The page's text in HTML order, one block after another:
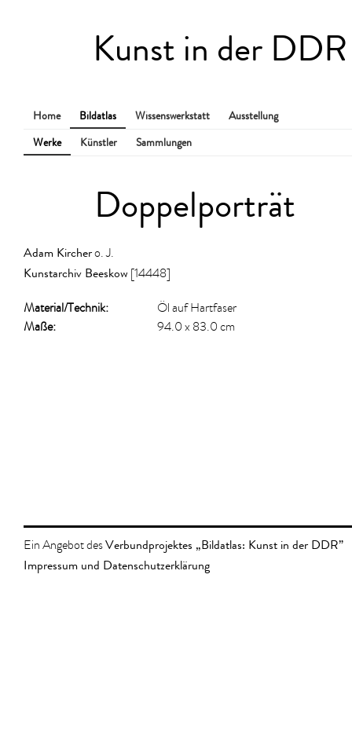
Kunst in der DDR
Home Bildatlas Wissenswerkstatt
Ausstellung
Werke
Künstler Sammlungen
Doppelporträt
Adam Kirchero. J.
Kunstarchiv Beeskow [14448]
Material/​Technik:
Öl auf Hartfaser
Maße:
94.0 x 83.0 cm
Ein Angebot desVerbundprojektes „Bildatlas: Kunst in der DDR”
Impressum und Datenschutzerklärung